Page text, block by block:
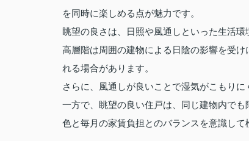
を同時に楽しめる点が魅力です。
眺望の良さは、日照や風通しといった生活環
高層階は周囲の建物による日陰の影響を受
れる場合があります。
さらに、風通しが良いことで湿気がこもり
一方で、眺望の良い住戸は、同じ建物内で
色と毎月の家賃負担とのバランスを意識して